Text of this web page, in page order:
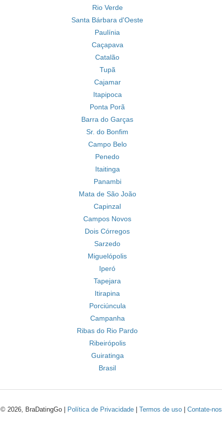
Rio Verde
Santa Bárbara d'Oeste
Paulínia
Caçapava
Catalão
Tupã
Cajamar
Itapipoca
Ponta Porã
Barra do Garças
Sr. do Bonfim
Campo Belo
Penedo
Itaitinga
Panambi
Mata de São João
Capinzal
Campos Novos
Dois Córregos
Sarzedo
Miguelópolis
Iperó
Tapejara
Itirapina
Porciúncula
Campanha
Ribas do Rio Pardo
Ribeirópolis
Guiratinga
Brasil
© 2026, BraDatingGo | Política de Privacidade| Termos de uso| Contate-nos